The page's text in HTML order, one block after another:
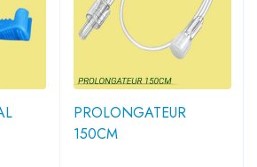
PROLONGATEUR
150CM